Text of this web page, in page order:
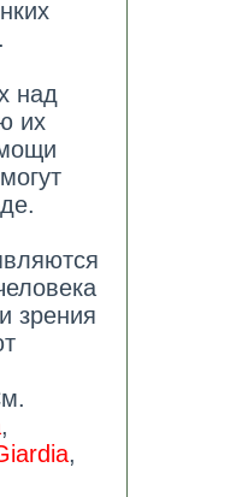
над
их
зрения
,
,